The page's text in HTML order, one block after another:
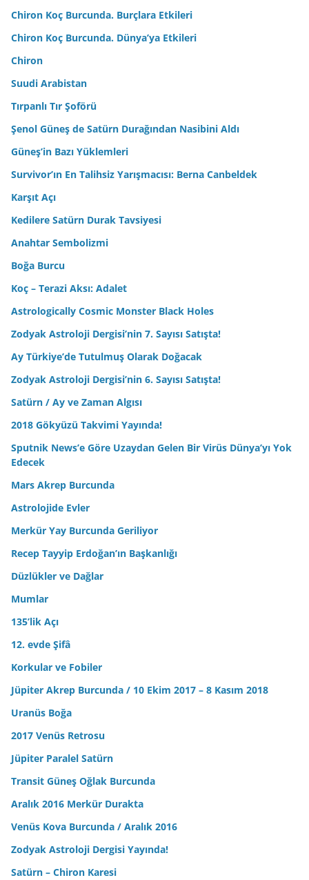
Chiron Koç Burcunda. Burçlara Etkileri
Chiron Koç Burcunda. Dünya’ya Etkileri
Chiron
Suudi Arabistan
Tırpanlı Tır Şoförü
Şenol Güneş de Satürn Durağından Nasibini Aldı
Güneş’in Bazı Yüklemleri
Survivor’ın En Talihsiz Yarışmacısı: Berna Canbeldek
Karşıt Açı
Kedilere Satürn Durak Tavsiyesi
Anahtar Sembolizmi
Boğa Burcu
Koç – Terazi Aksı: Adalet
Astrologically Cosmic Monster Black Holes
Zodyak Astroloji Dergisi’nin 7. Sayısı Satışta!
Ay Türkiye’de Tutulmuş Olarak Doğacak
Zodyak Astroloji Dergisi’nin 6. Sayısı Satışta!
Satürn / Ay ve Zaman Algısı
2018 Gökyüzü Takvimi Yayında!
Sputnik News’e Göre Uzaydan Gelen Bir Virüs Dünya’yı Yok
Edecek
Mars Akrep Burcunda
Astrolojide Evler
Merkür Yay Burcunda Geriliyor
Recep Tayyip Erdoğan’ın Başkanlığı
Düzlükler ve Dağlar
Mumlar
135’lik Açı
12. evde Şifâ
Korkular ve Fobiler
Jüpiter Akrep Burcunda / 10 Ekim 2017 – 8 Kasım 2018
Uranüs Boğa
2017 Venüs Retrosu
Jüpiter Paralel Satürn
Transit Güneş Oğlak Burcunda
Aralık 2016 Merkür Durakta
Venüs Kova Burcunda / Aralık 2016
Zodyak Astroloji Dergisi Yayında!
Satürn – Chiron Karesi